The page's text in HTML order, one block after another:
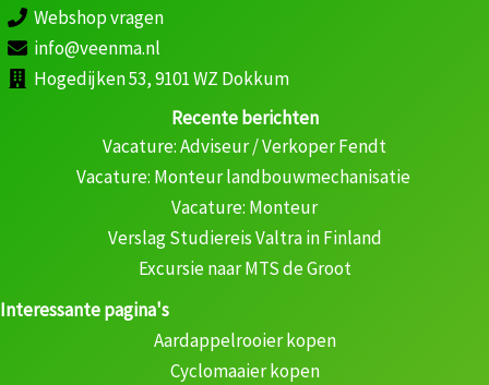
Webshop vragen
info@veenma.nl
Hogedijken 53, 9101 WZ Dokkum
Recente berichten
Vacature: Adviseur / Verkoper Fendt
Vacature: Monteur landbouwmechanisatie
Vacature: Monteur
Verslag Studiereis Valtra in Finland
Excursie naar MTS de Groot
Interessante pagina's
Aardappelrooier kopen
Cyclomaaier kopen